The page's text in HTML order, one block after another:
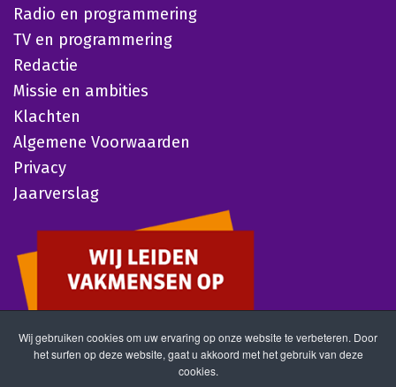
Radio en programmering
TV en programmering
Redactie
Missie en ambities
Klachten
Algemene Voorwaarden
Privacy
Jaarverslag
Wij gebruiken cookies om uw ervaring op onze website te verbeteren. Door
het surfen op deze website, gaat u akkoord met het gebruik van deze
cookies.